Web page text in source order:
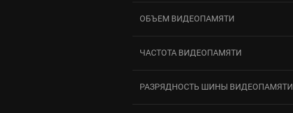
ОБЪЕМ ВИДЕОПАМЯТИ
ЧАСТОТА ВИДЕОПАМЯТИ
РАЗРЯДНОСТЬ ШИНЫ ВИДЕОПАМЯТИ